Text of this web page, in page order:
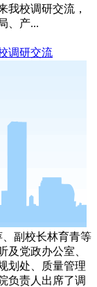
我校调研交流，
、产...
调研交流
副校长林育青等
及党政办公室、
划处、质量管理
负责人出席了调